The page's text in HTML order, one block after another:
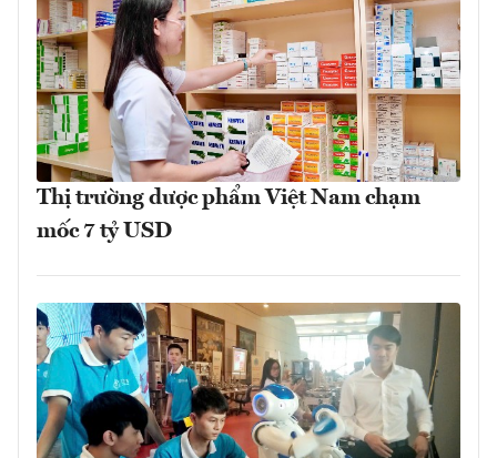
Thị trường dược phẩm Việt Nam chạm
mốc 7 tỷ USD